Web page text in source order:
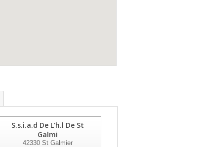
S.s.i.a.d De L'h.l De St
Galmi
42330St Galmier